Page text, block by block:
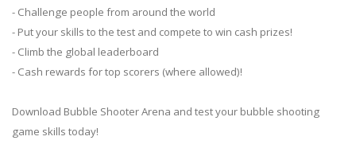
- Challenge people from around the world
- Put your skills to the test and compete to win cash prizes!
- Climb the global leaderboard
- Cash rewards for top scorers (where allowed)!
Download Bubble Shooter Arena and test your bubble shooting
game skills today!